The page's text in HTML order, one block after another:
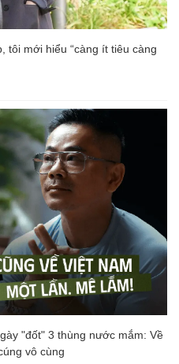
tôi mới hiểu “càng ít tiêu càng
"đốt" 3 thùng nước mắm: Về
vô cùng